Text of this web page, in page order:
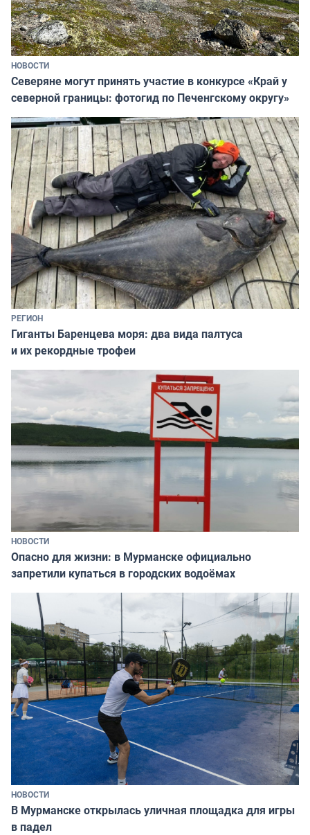
НОВОСТИ
Северяне могут принять участие в конкурсе «Край у
северной границы: фотогид по Печенгскому округу»
РЕГИОН
Гиганты Баренцева моря: два вида палтуса
и их рекордные трофеи
НОВОСТИ
Опасно для жизни: в Мурманске официально
запретили купаться в городских водоёмах
НОВОСТИ
В Мурманске открылась уличная площадка для игры
в падел